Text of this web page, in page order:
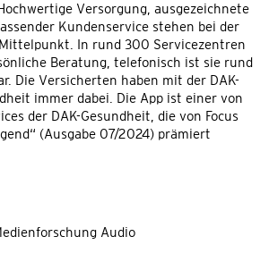
Versorgung, ausgezeichnete
Kundenservice stehen bei der
In rund 300 Servicezentren
Beratung, telefonisch ist sie rund
Die Versicherten haben mit der DAK-
immer dabei. Die App ist einer von
der DAK-Gesundheit, die von Focus
(Ausgabe 07/2024) prämiert
Audio